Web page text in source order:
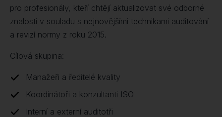
pro profesionály, kteří chtějí aktualizovat své odborné
znalosti v souladu s nejnovějšími technikami auditování
a revizí normy z roku 2015.
Cílová skupina:
Manažeři a ředitelé kvality
Koordinátoři a konzultanti ISO
Interní a externí auditotři